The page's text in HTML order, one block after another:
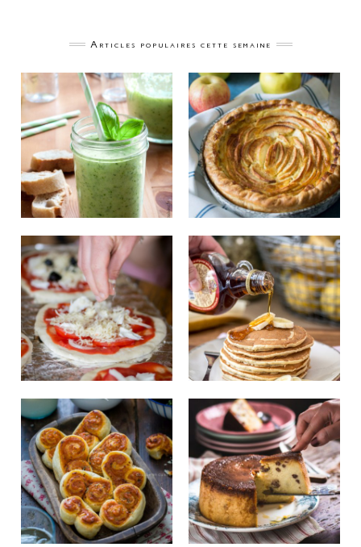
Articles populaires cette semaine